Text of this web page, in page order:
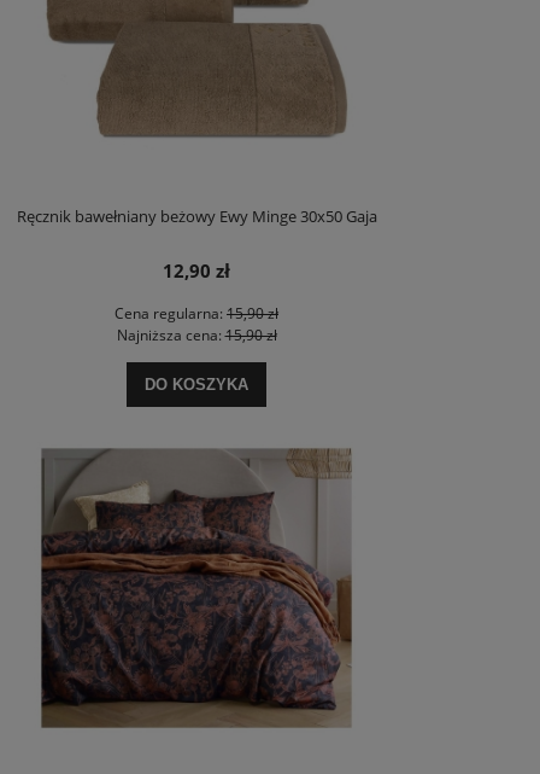
Ręcznik bawełniany beżowy Ewy Minge 30x50 Gaja
12,90 zł
Cena regularna: 15,90 zł
Najniższa cena:15,90 zł
DO KOSZYKA